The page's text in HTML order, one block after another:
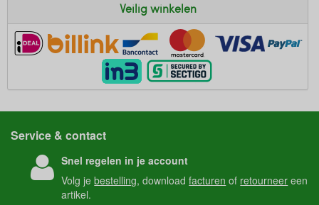
Veilig winkelen
Service & contact
Snel regelen in je account
Volg jebestelling, downloadfacturen of retourneer een
artikel.